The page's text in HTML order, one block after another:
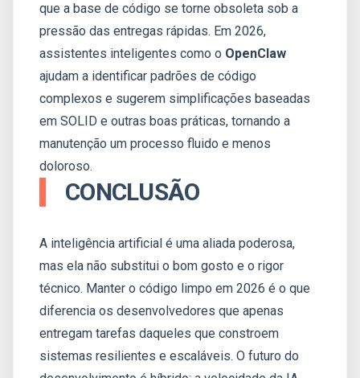
que a base de código se torne obsoleta sob a
pressão das entregas rápidas. Em 2026,
assistentes inteligentes como o OpenClaw
ajudam a identificar padrões de código
complexos e sugerem simplificações baseadas
em SOLID e outras boas práticas, tornando a
manutenção um processo fluido e menos
doloroso.
CONCLUSÃO
A inteligência artificial é uma aliada poderosa,
mas ela não substitui o bom gosto e o rigor
técnico. Manter o código limpo em 2026 é o que
diferencia os desenvolvedores que apenas
entregam tarefas daqueles que constroem
sistemas resilientes e escaláveis. O futuro do